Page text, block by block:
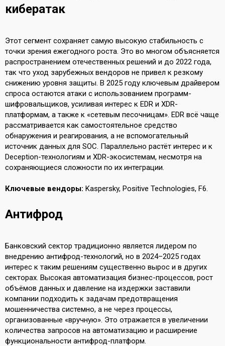
кибератак
Этот сегмент сохраняет самую высокую стабильность с
точки зрения ежегодного роста. Это во многом объясняется
распространением отечественных решений и до 2022 года,
так что уход зарубежных вендоров не привел к резкому
снижению уровня защиты. В 2025 году ключевым драйвером
спроса остаются атаки с использованием программ-
шифровальщиков, усиливая интерес к EDR и XDR-
платформам, а также к «сетевым песочницам». EDR всё чаще
рассматривается как самостоятельное средство
обнаружения и реагирования, а не вспомогательный
источник данных для SOC. Параллельно растёт интерес и к
Deception-технологиям и XDR-экосистемам, несмотря на
сохраняющиеся сложности по их интеграции.
Ключевые вендоры: Kaspersky, Positive Technologies, F6.
Антифрод
Банковский сектор традиционно является лидером по
внедрению антифрод-технологий, но в 2024–2025 годах
интерес к таким решениям существенно вырос и в других
секторах. Высокая автоматизация бизнес-процессов, рост
объёмов данных и давление на издержки заставили
компании подходить к задачам предотвращения
мошенничества системно, а не через процессы,
организованные «вручную». Это отражается в увеличении
количества запросов на автоматизацию и расширение
функциональности антифрод-платформ.